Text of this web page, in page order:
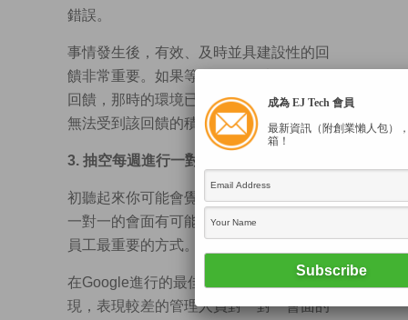
錯誤。
事情發生後，有效、及時並具建設性的回
饋非常重要。如果等到一個月以後你再給
回饋，那時的環境已經變了，員工恐怕也
無法受到該回饋的積極影響了。
3. 抽空每週進行一對一的會面
初聽起來你可能會覺得會議太多了，但是
一對一的會面有可能是你留住你最優秀的
員工最重要的方式。
在Google進行的最佳管理人員調查中發
現，表現較差的管理人員對一對一會面的
成為 EJ Tech 會員
最新資訊（附創業懶人包）
箱！